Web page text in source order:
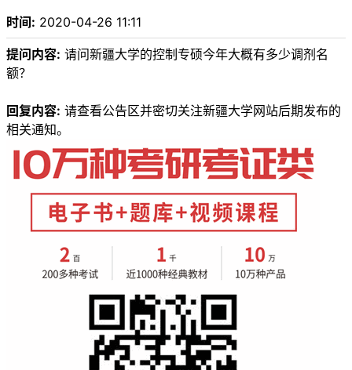
时间: 2020-04-26 11:11
提问内容: 请问新疆大学的控制专硕今年大概有多少调剂名
额？
回复内容: 请查看公告区并密切关注新疆大学网站后期发布的
相关通知。